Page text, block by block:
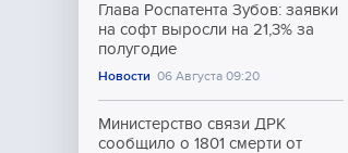
Глава Роспатента Зубов: заявки
на софт выросли на 21,3% за
полугодие
Новости 06 Августа 09:20
Министерство связи ДРК
сообщило о 1801 смерти от